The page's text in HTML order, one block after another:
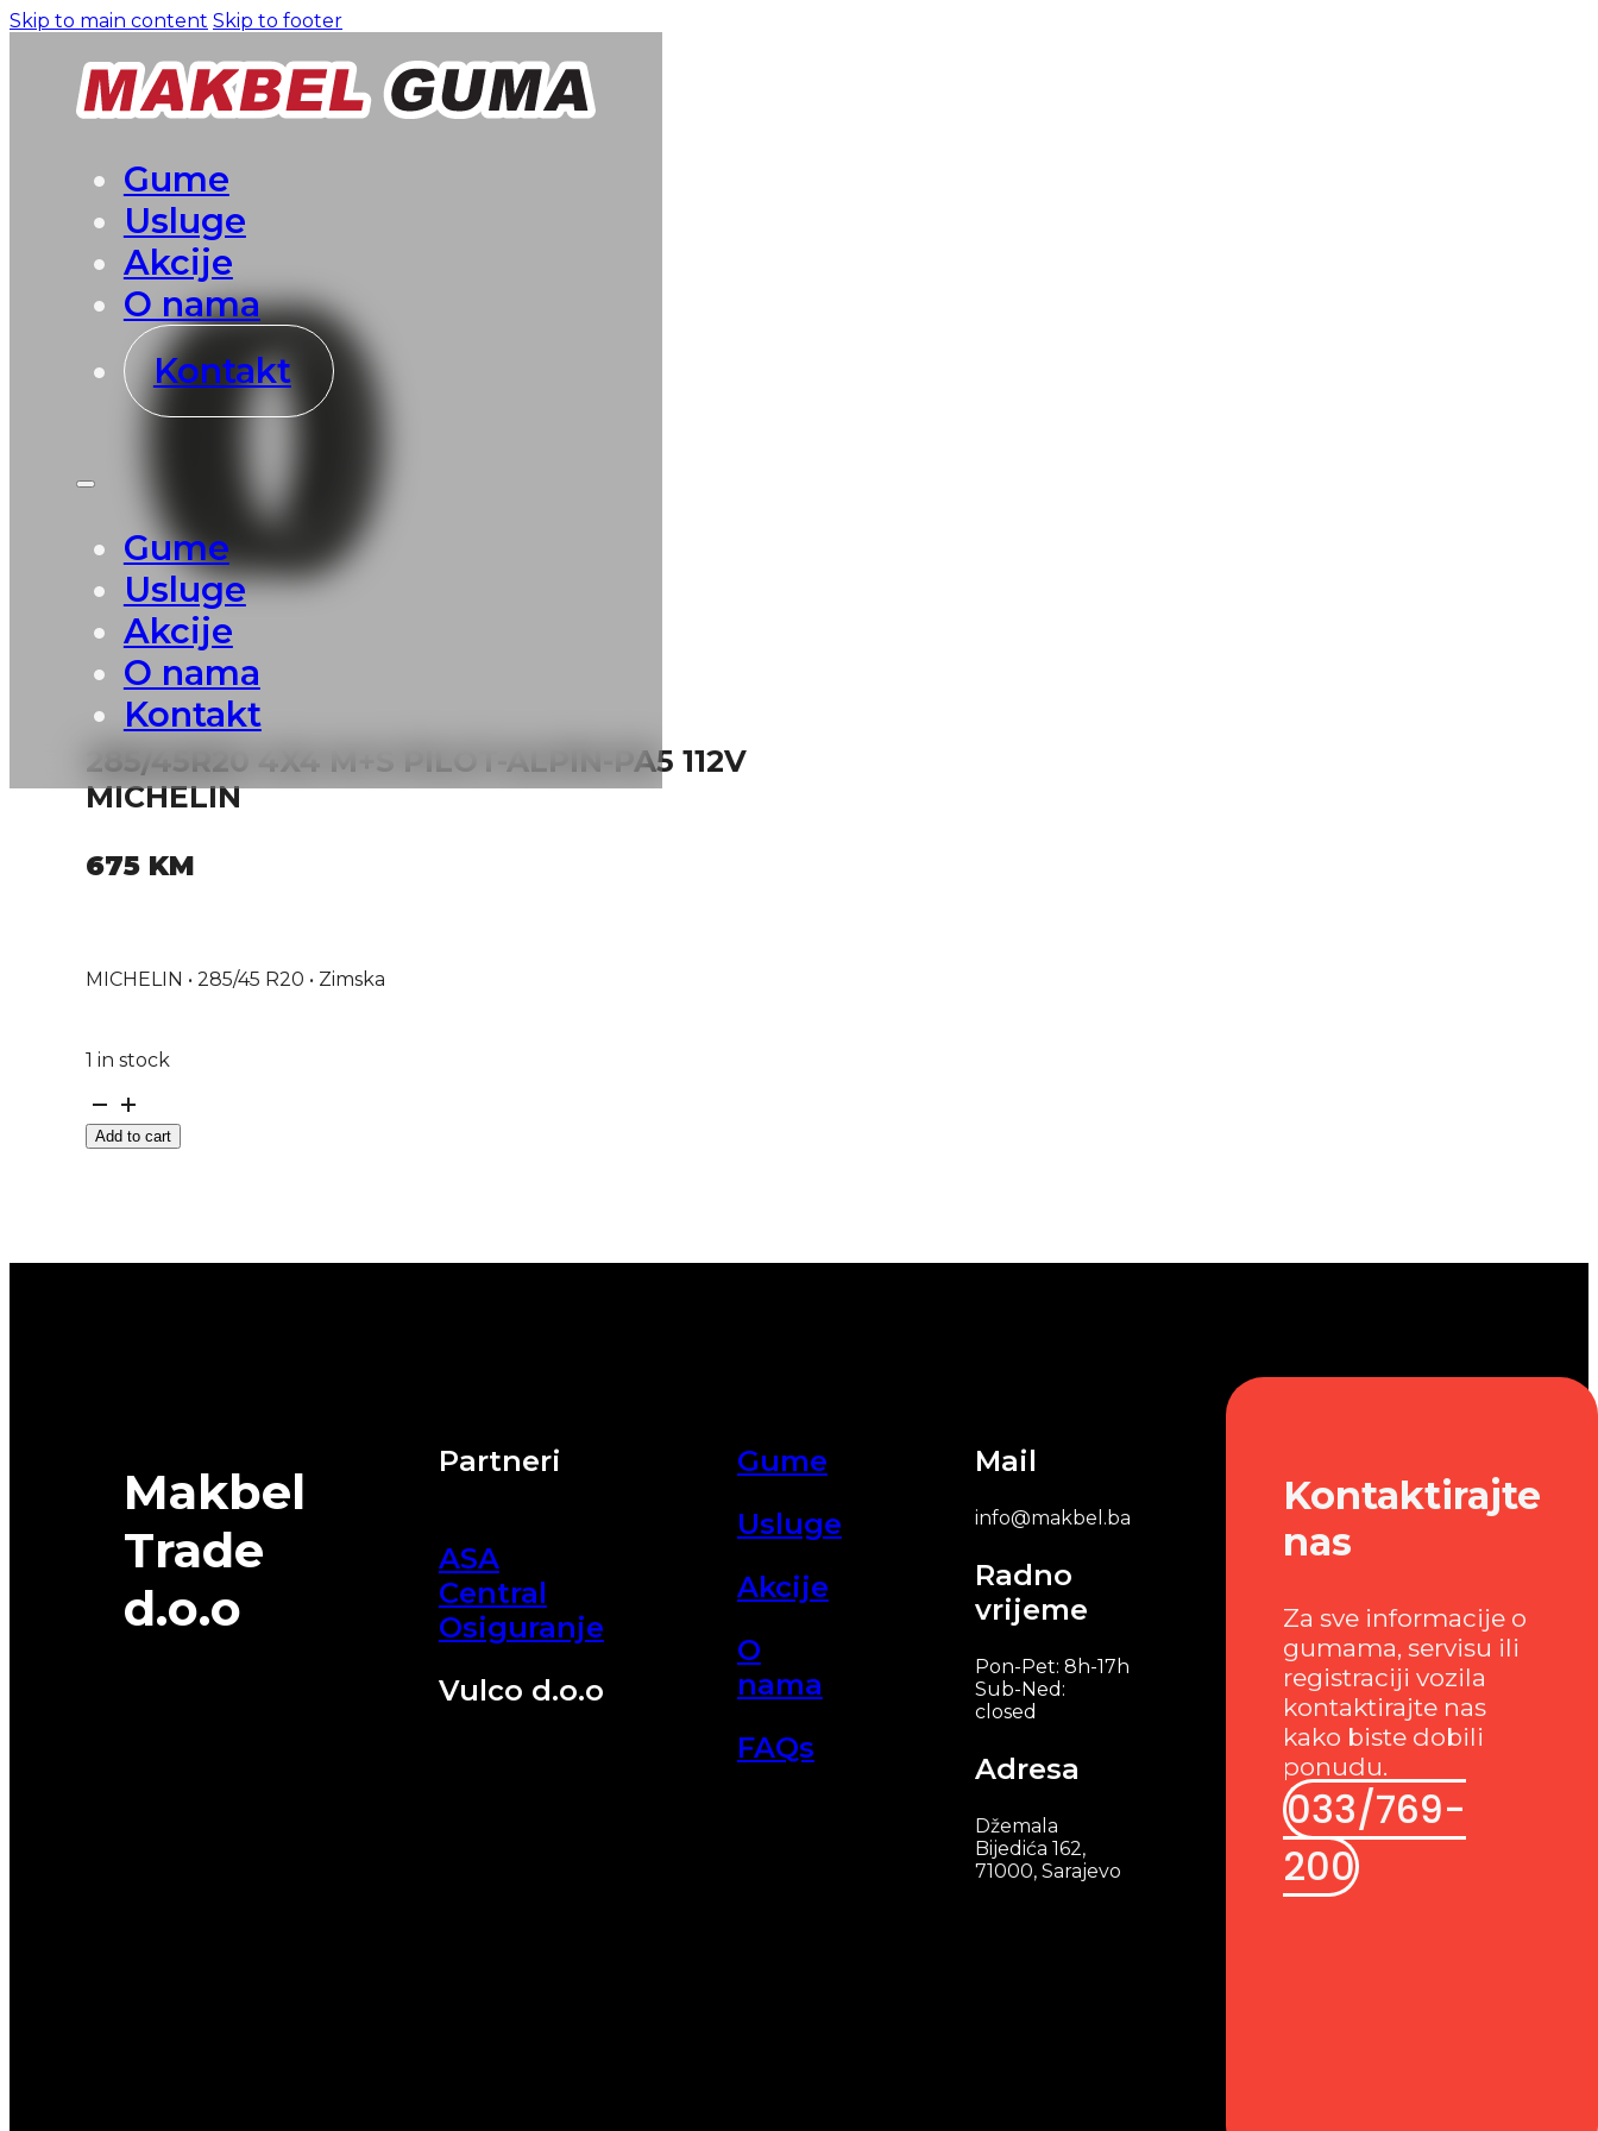
Skip to main content Skip to footer
Gume
Usluge
Akcije
O nama
Kontakt
Gume
Usluge
Akcije
O nama
Kontakt
285/45R20 4X4 M+S PILOT-ALPIN-PA5 112V
MICHELIN
675 KM
MICHELIN • 285/45 R20 • Zimska
1 in stock
285/45R20
4X4
M+S
MICHELIN
Add to cart
Makbel
Trade
d.o.o
Partneri
ASA
Central
Osiguranje
Vulco d.o.o
Gume
Usluge
Akcije
O
nama
FAQs
Mail
info@makbel.ba
Radno
vrijeme
Pon-Pet: 8h-17h
Sub-Ned:
closed
Adresa
Džemala
Bijedića 162,
71000, Sarajevo
Kontaktirajte
nas
Za sve informacije o
gumama, servisu ili
registraciji vozila
kontaktirajte nas
kako biste dobili
ponudu.
033/769-
200